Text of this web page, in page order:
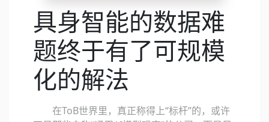
具身智能的数据难
题终于有了可规模
化的解法
在ToB世界里，真正称得上“标杆”的，或许